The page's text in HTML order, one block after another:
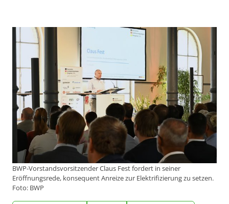
BWP-Vorstandsvorsitzender Claus Fest fordert in seiner
Eröffnungsrede, konsequent Anreize zur Elektrifizierung zu setzen.
Foto: BWP